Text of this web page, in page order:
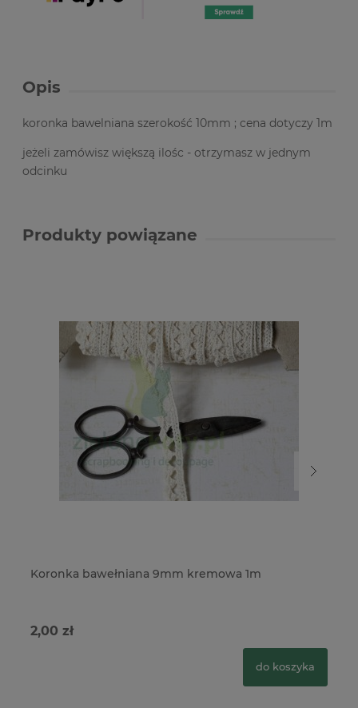
Opis
koronka bawelniana szerokość 10mm ; cena dotyczy 1m
jeżeli zamówisz większą ilośc - otrzymasz w jednym
odcinku
Produkty powiązane
Koronka bawełniana 9mm kremowa 1m
2,00 zł
do koszyka